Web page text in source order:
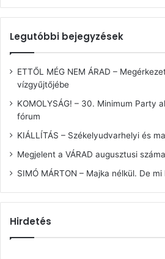
Legutóbbi bejegyzések
ETTŐL MÉG NEM ÁRAD –
vízgyűjtőjébe
KOMOLYSÁG! – 30. Minimum Party
fórum
KIÁLLÍTÁS – Székelyudvarhelyi és
Megjelent a VÁRAD augusztusi száma
SIMÓ MÁRTON – Majka nélkül. De
Hirdetés